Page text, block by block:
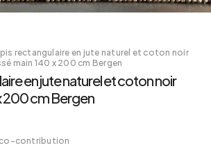
rectangulaire en jute naturel et coton noir
main 140 x 200 cm Bergen
en jute naturel et coton noir
200 cm Bergen
contribution